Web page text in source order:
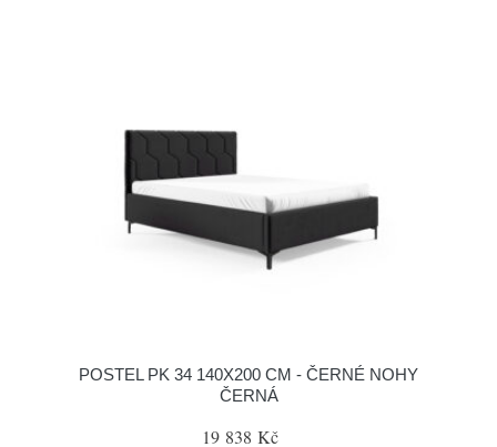
POSTEL PK 34 140X200 CM - ČERNÉ NOHY
ČERNÁ
19 838 Kč